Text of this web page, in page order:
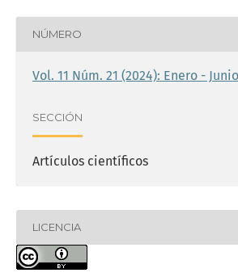
NÚMERO
Vol. 11 Núm. 21 (2024): Enero -
SECCIÓN
Artículos científicos
LICENCIA